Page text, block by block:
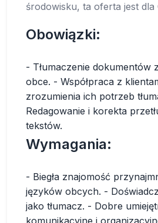
środowisku, ta oferta jest dla
Obowiązki:
- Tłumaczenie dokumentów
obce. - Współpraca z
zrozumienia ich potrzeb
Redagowanie i korekta
tekstów.
Wymagania:
- Biegła znajomość
języków obcych. -
jako tłumacz. - Dobre
komunikacyjne i